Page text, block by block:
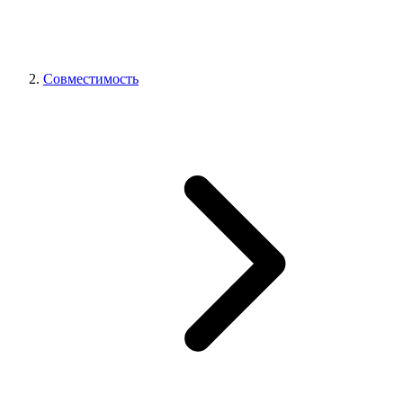
Совместимость